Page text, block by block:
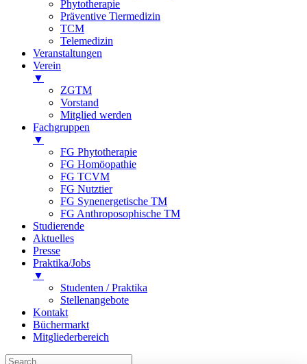
Phytotherapie
Präventive Tiermedizin
TCM
Telemedizin
Veranstaltungen
Verein
▼
ZGTM
Vorstand
Mitglied werden
Fachgruppen
▼
FG Phytotherapie
FG Homöopathie
FG TCVM
FG Nutztier
FG Synenergetische TM
FG Anthroposophische TM
Studierende
Aktuelles
Presse
Praktika/Jobs
▼
Studenten / Praktika
Stellenangebote
Kontakt
Büchermarkt
Mitgliederbereich